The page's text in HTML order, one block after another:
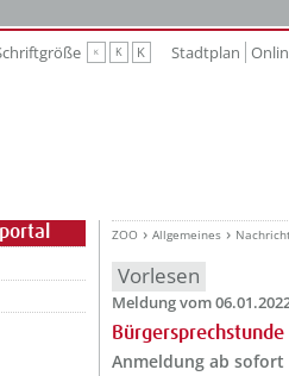
K K K Stadtplan
ZOO Allgemeines
Vorlesen
Meldung vom
Anmeldung ab sofort